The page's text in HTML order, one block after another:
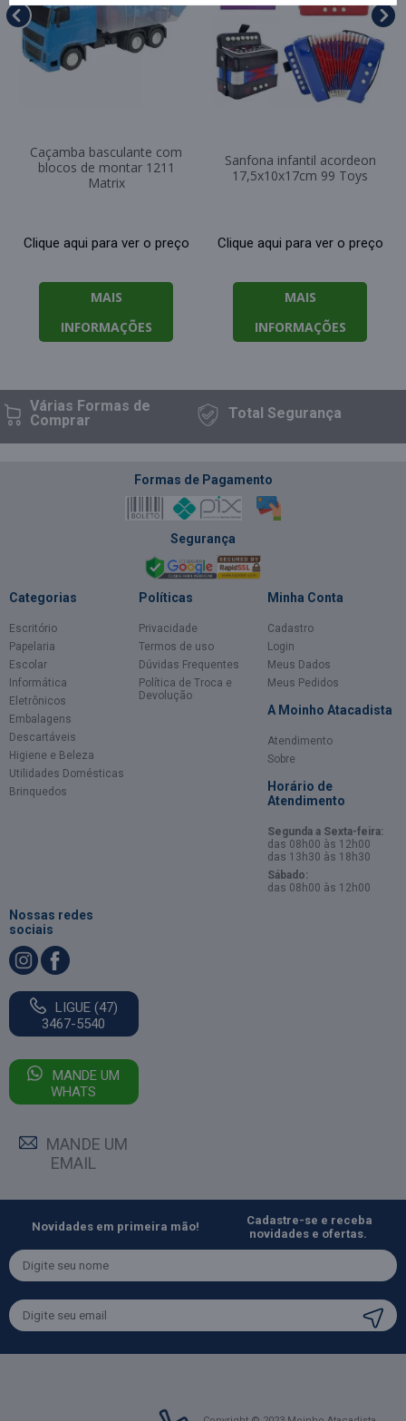
Caçamba basculante com
blocos de montar 1211
Matrix
Clique aqui para ver o preço
MAIS
INFORMAÇÕES
Sanfona infantil acordeon
17,5x10x17cm 99 Toys
Clique aqui para ver o preço
MAIS
INFORMAÇÕES
Várias Formasde
Comprar
TotalSegurança
Formas de Pagamento
Segurança
Categorias
Escritório
Papelaria
Escolar
Informática
Eletrônicos
Embalagens
Descartáveis
Higiene e Beleza
Utilidades Domésticas
Brinquedos
Políticas
Privacidade
Termos de uso
Dúvidas Frequentes
Política de Troca e
Devolução
Minha Conta
Cadastro
Login
Meus Dados
Meus Pedidos
A Moinho Atacadista
Atendimento
Sobre
Horário de
Atendimento
Segunda a Sexta-feira:
das 08h00 às 12h00
das 13h30 às 18h30
Sábado:
das 08h00 às 12h00
Nossas redes
sociais
LIGUE (47)
3467-5540
MANDE UM
WHATS
MANDE UM
EMAIL
Novidades em primeira mão!
Cadastre-se e receba
novidades e ofertas.